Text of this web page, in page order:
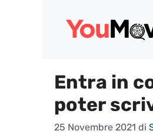
Entra in
poter
25 Novembre 2021 di